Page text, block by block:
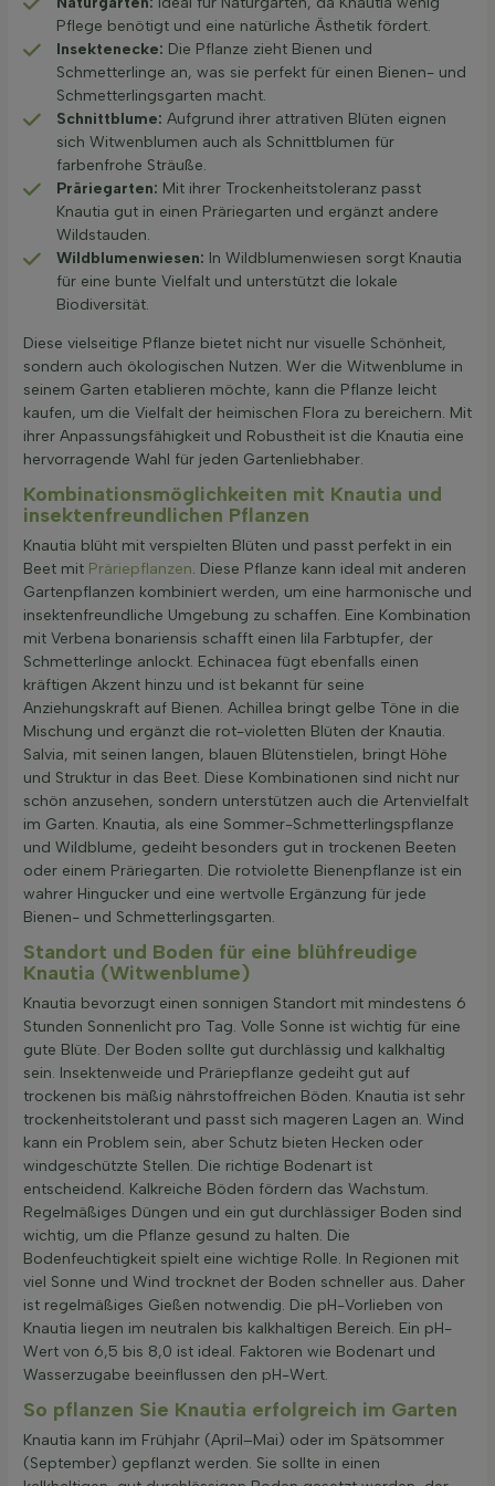
Pflege benötigt und eine natürliche Ästhetik fördert.
Insektenecke: Die Pflanze zieht Bienen und
Schmetterlinge an, was sie perfekt für einen Bienen- und
Schmetterlingsgarten macht.
Schnittblume: Aufgrund ihrer attrativen Blüten eignen
sich Witwenblumen auch als Schnittblumen für
farbenfrohe Sträuße.
Präriegarten: Mit ihrer Trockenheitstoleranz passt
Knautia gut in einen Präriegarten und ergänzt andere
Wildstauden.
Wildblumenwiesen: In Wildblumenwiesen sorgt Knautia
für eine bunte Vielfalt und unterstützt die lokale
Biodiversität.
Diese vielseitige Pflanze bietet nicht nur visuelle Schönheit,
sondern auch ökologischen Nutzen. Wer die Witwenblume in
seinem Garten etablieren möchte, kann die Pflanze leicht
kaufen, um die Vielfalt der heimischen Flora zu bereichern. Mit
ihrer Anpassungsfähigkeit und Robustheit ist die Knautia eine
hervorragende Wahl für jeden Gartenliebhaber.
Kombinationsmöglichkeiten mit Knautia und
insektenfreundlichen Pflanzen
Knautia blüht mit verspielten Blüten und passt perfekt in ein
Beet mit Präriepflanzen. Diese Pflanze kann ideal mit anderen
Gartenpflanzen kombiniert werden, um eine harmonische und
insektenfreundliche Umgebung zu schaffen. Eine Kombination
mit Verbena bonariensis schafft einen lila Farbtupfer, der
Schmetterlinge anlockt. Echinacea fügt ebenfalls einen
kräftigen Akzent hinzu und ist bekannt für seine
Anziehungskraft auf Bienen. Achillea bringt gelbe Töne in die
Mischung und ergänzt die rot-violetten Blüten der Knautia.
Salvia, mit seinen langen, blauen Blütenstielen, bringt Höhe
und Struktur in das Beet. Diese Kombinationen sind nicht nur
schön anzusehen, sondern unterstützen auch die Artenvielfalt
im Garten. Knautia, als eine Sommer-Schmetterlingspflanze
und Wildblume, gedeiht besonders gut in trockenen Beeten
oder einem Präriegarten. Die rotviolette Bienenpflanze ist ein
wahrer Hingucker und eine wertvolle Ergänzung für jede
Bienen- und Schmetterlingsgarten.
Standort und Boden für eine blühfreudige
Knautia (Witwenblume)
Knautia bevorzugt einen sonnigen Standort mit mindestens 6
Stunden Sonnenlicht pro Tag. Volle Sonne ist wichtig für eine
gute Blüte. Der Boden sollte gut durchlässig und kalkhaltig
sein. Insektenweide und Präriepflanze gedeiht gut auf
trockenen bis mäßig nährstoffreichen Böden. Knautia ist sehr
trockenheitstolerant und passt sich mageren Lagen an. Wind
kann ein Problem sein, aber Schutz bieten Hecken oder
windgeschützte Stellen. Die richtige Bodenart ist
entscheidend. Kalkreiche Böden fördern das Wachstum.
Regelmäßiges Düngen und ein gut durchlässiger Boden sind
wichtig, um die Pflanze gesund zu halten. Die
Bodenfeuchtigkeit spielt eine wichtige Rolle. In Regionen mit
viel Sonne und Wind trocknet der Boden schneller aus. Daher
ist regelmäßiges Gießen notwendig. Die pH-Vorlieben von
Knautia liegen im neutralen bis kalkhaltigen Bereich. Ein pH-
Wert von 6,5 bis 8,0 ist ideal. Faktoren wie Bodenart und
Wasserzugabe beeinflussen den pH-Wert.
So pflanzen Sie Knautia erfolgreich im Garten
Knautia kann im Frühjahr (April–Mai) oder im Spätsommer
(September) gepflanzt werden. Sie sollte in einen